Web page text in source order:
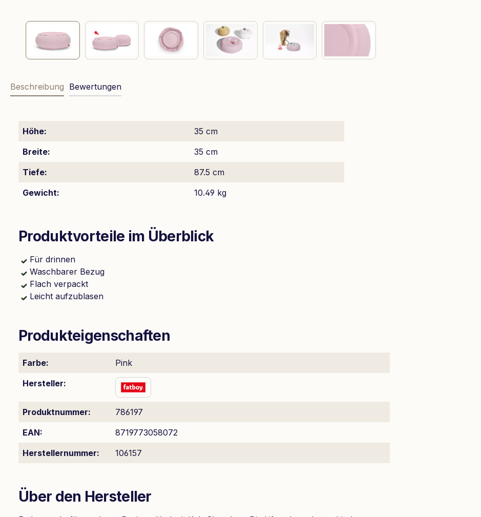
Beschreibung Bewertungen
Höhe:
35 cm
Breite:
35 cm
Tiefe:
87.5 cm
Gewicht:
10.49 kg
Produktvorteile im Überblick
Für drinnen
Waschbarer Bezug
Flach verpackt
Leicht aufzublasen
Produkteigenschaften
Farbe:
Pink
Hersteller:
Produktnummer:
786197
EAN:
8719773058072
Herstellernummer:
106157
Über den Hersteller